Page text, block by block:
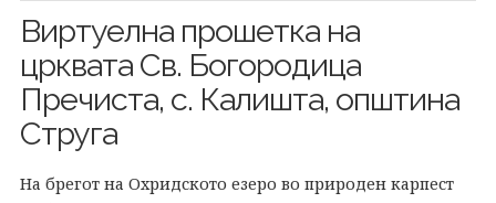
Виртуелна прошетка на
црквата Св. Богородица
Пречиста, с. Калишта, општина
Струга
На брегот на Охридското езеро во природен карпест